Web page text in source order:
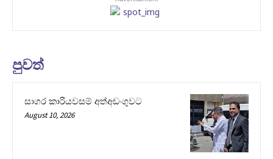
පුවත්
සාගර කාරියවසම් අත්අඩංගුවට
August 10, 2026